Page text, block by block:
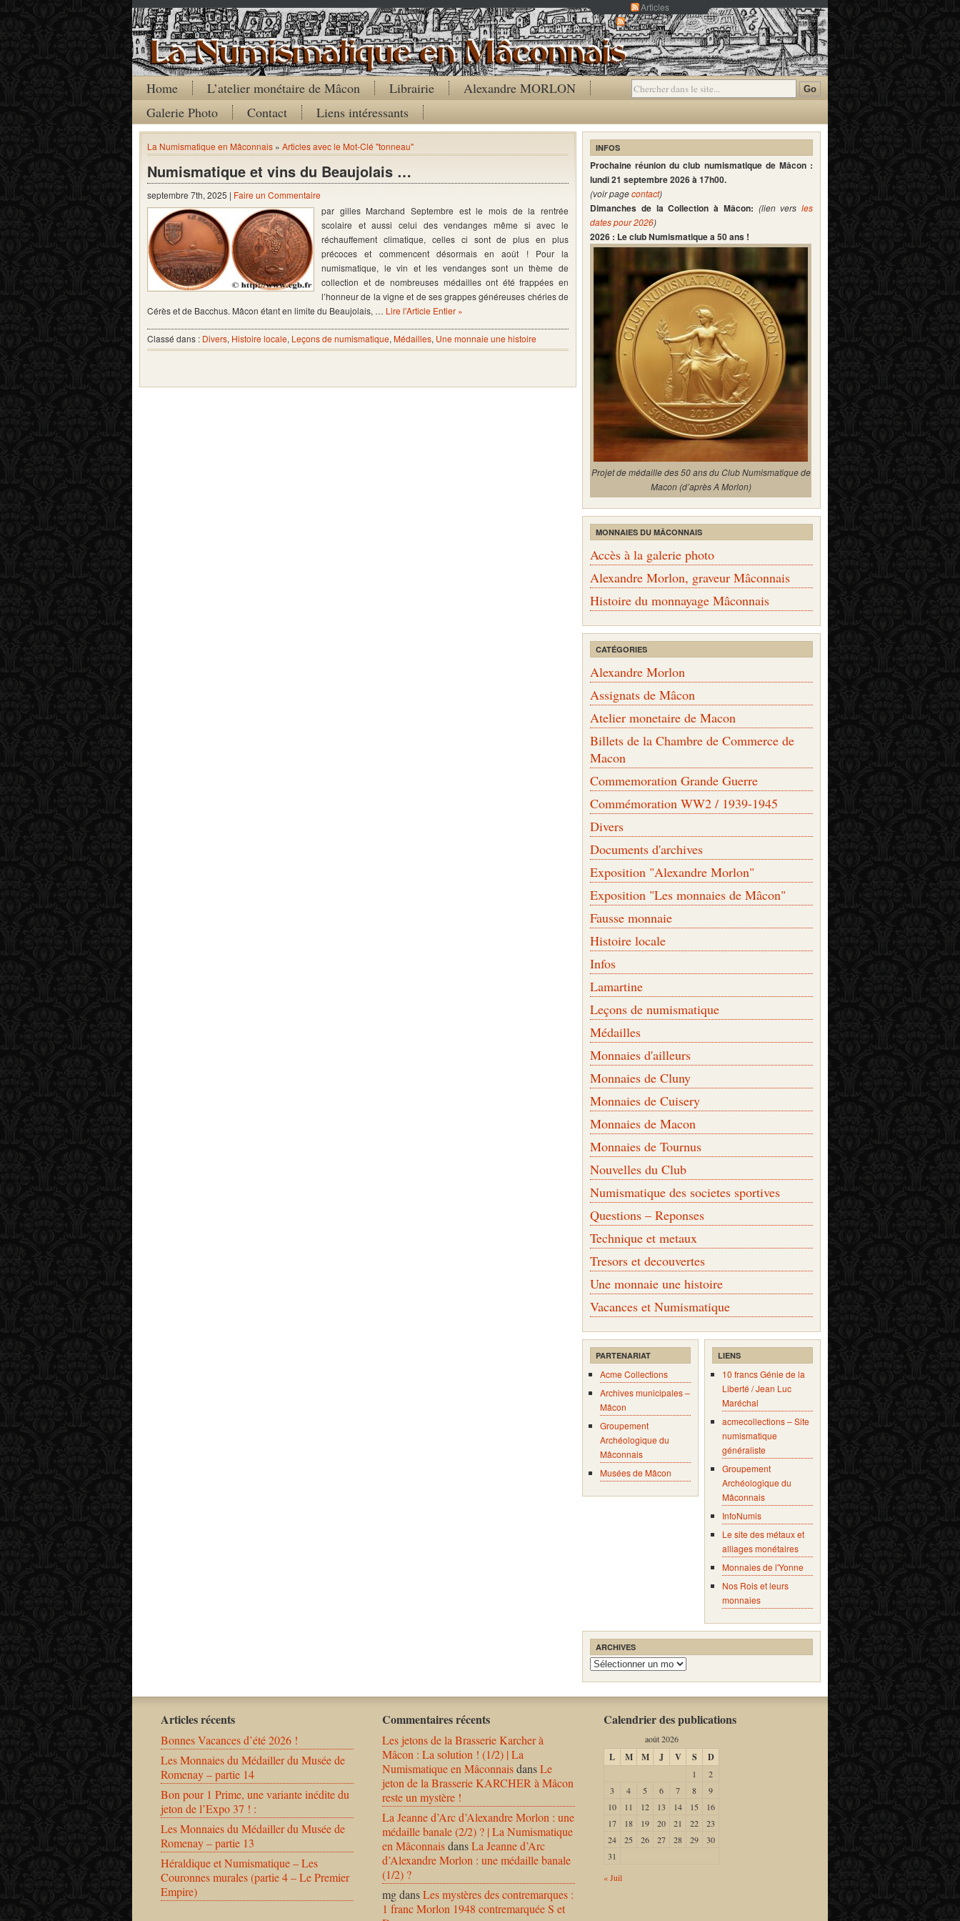
Articles
Commentaires
Home L’atelier monétaire de Mâcon Librairie
Alexandre MORLON
Galerie Photo
Contact Liens intéressants
La Numismatique en Mâconnais » Articles avec le Mot-Clé "tonneau"
Numismatique et vins du Beaujolais …
septembre 7th, 2025 | Faire un Commentaire
par gilles Marchand Septembre est le mois de la rentrée
scolaire et aussi celui des vendanges même si avec le
réchauffement climatique, celles ci sont de plus en plus
précoces et commencent désormais en août ! Pour la
numismatique, le vin et les vendanges sont un thème de
collection et de nombreuses médailles ont été frappées en
l’honneur de la vigne et de ses grappes généreuses chéries de
Cérès et de Bacchus. Mâcon étant en limite du Beaujolais, … Lire l'Article Entier »
Classé dans : Divers, Histoire locale, Leçons de numismatique, Médailles, Une monnaie une histoire
INFOS
Prochaine réunion du club numismatique de Mâcon :
lundi 21 septembre 2026 à 17h00.
(voir pagecontact)
Dimanches de la Collection à Mâcon: (lien vers les
dates pour 2026)
2026 : Le club Numismatique a 50 ans !
Projet de médaille des 50 ans du Club Numismatique de
Macon (d’après A Morlon)
MONNAIES DU MÂCONNAIS
Accès à la galerie photo
Alexandre Morlon, graveur Mâconnais
Histoire du monnayage Mâconnais
CATÉGORIES
Alexandre Morlon
Assignats de Mâcon
Atelier monetaire de Macon
Billets de la Chambre de Commerce de
Macon
Commemoration Grande Guerre
Commémoration WW2 / 1939-1945
Divers
Documents d'archives
Exposition "Alexandre Morlon"
Exposition "Les monnaies de Mâcon"
Fausse monnaie
Histoire locale
Infos
Lamartine
Leçons de numismatique
Médailles
Monnaies d'ailleurs
Monnaies de Cluny
Monnaies de Cuisery
Monnaies de Macon
Monnaies de Tournus
Nouvelles du Club
Numismatique des societes sportives
Questions – Reponses
Technique et metaux
Tresors et decouvertes
Une monnaie une histoire
Vacances et Numismatique
PARTENARIAT
Acme Collections
Archives municipales –
Mâcon
Groupement
Archéologique du
Mâconnais
Musées de Mâcon
LIENS
10 francs Génie de la
Liberté / Jean Luc
Maréchal
acmecollections – Site
numismatique
généraliste
Groupement
Archéologique du
Mâconnais
InfoNumis
Le site des métaux et
alliages monétaires
Monnaies de l'Yonne
Nos Rois et leurs
monnaies
ARCHIVES
Archives
Articles récents
Bonnes Vacances d’été 2026 !
Les Monnaies du Médailler du Musée de
Romenay – partie 14
Bon pour 1 Prime, une variante inédite du
jeton de l’Expo 37 ! :
Les Monnaies du Médailler du Musée de
Romenay – partie 13
Héraldique et Numismatique – Les
Couronnes murales (partie 4 – Le Premier
Empire)
Commentaires récents
Les jetons de la Brasserie Karcher à
Mâcon : La solution ! (1/2) | La
Numismatique en MâconnaisdansLe
jeton de la Brasserie KARCHER à Mâcon
reste un mystère !
La Jeanne d’Arc d’Alexandre Morlon : une
médaille banale (2/2) ? | La Numismatique
en MâconnaisdansLa Jeanne d’Arc
d’Alexandre Morlon : une médaille banale
(1/2) ?
mgdansLes mystères des contremarques :
1 franc Morlon 1948 contremarquée S et
Calendrier des publications
août 2026
L M M J V S D
1
2
3
4 5 6 7 8
9
10
11 12 13 14 15
16
17
18 19 20 21 22
23
24
25 26 27 28 29
30
31
« Juil